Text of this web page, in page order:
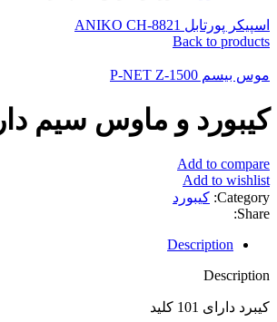
اسپیکر پورتابل ANIKO CH-8821
Back to products
موس بیسم P-NET Z-1500
کیبورد و ماوس سیم دار KM-100
Add to compare
Add to wishlist
Category: کیبورد
Share:
Description
Description
کیبرد دارای 101 کلید